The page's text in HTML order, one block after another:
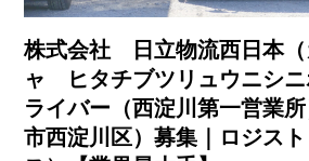
株式会社 日立物流西日本（
ャ ヒタチブツリュウニシニ
ライバー（西淀川第一営業
市西淀川区）募集｜ロジス